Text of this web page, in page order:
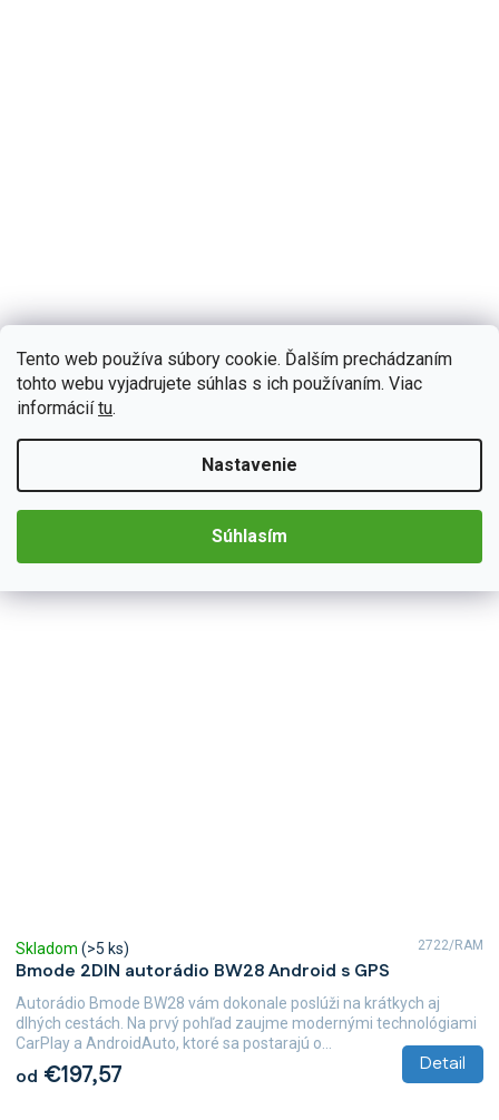
Tento web používa súbory cookie. Ďalším prechádzaním
tohto webu vyjadrujete súhlas s ich používaním. Viac
informáciítu.
Nastavenie
Súhlasím
Bmode 2DIN autorádio BW19 Android s GPS
Skladom(4 ks)
Detail
Autorádio Bmode BW19 vám dokonale poslúži na krátkych aj
dlhých cestách. Na prvý pohľad zaujme modernými technológiami
CarPlay a AndroidAuto, ktoré sa postarajú o...
Bmode 2DIN autorádio BW28 Android s GPS
Skladom (>5 ks)
od €197,57 Detail
Autorádio Bmode BW28 vám dokonale poslúži na krátkych aj
dlhých cestách. Na prvý pohľad zaujme modernými technológiami
CarPlay a AndroidAuto, ktoré sa postarajú o...
2722/RAM